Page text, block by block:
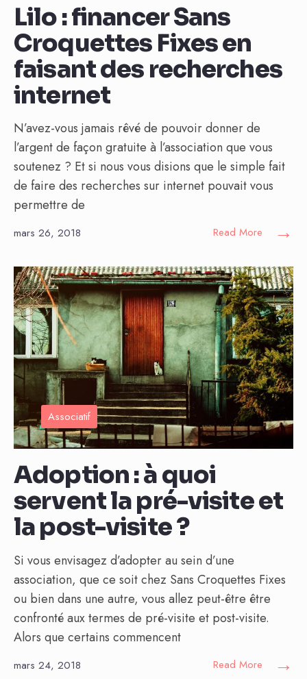
Lilo : financer Sans
Croquettes Fixes en
faisant des recherches
internet
N’avez-vous jamais rêvé de pouvoir donner de
l’argent de façon gratuite à l’association que vous
soutenez ? Et si nous vous disions que le simple fait
de faire des recherches sur internet pouvait vous
permettre de
mars 26, 2018 Read More →
Associatif
Adoption : à quoi
servent la pré-visite et
la post-visite ?
Si vous envisagez d’adopter au sein d’une
association, que ce soit chez Sans Croquettes Fixes
ou bien dans une autre, vous allez peut-être être
confronté aux termes de pré-visite et post-visite.
Alors que certains commencent
mars 24, 2018 Read More →